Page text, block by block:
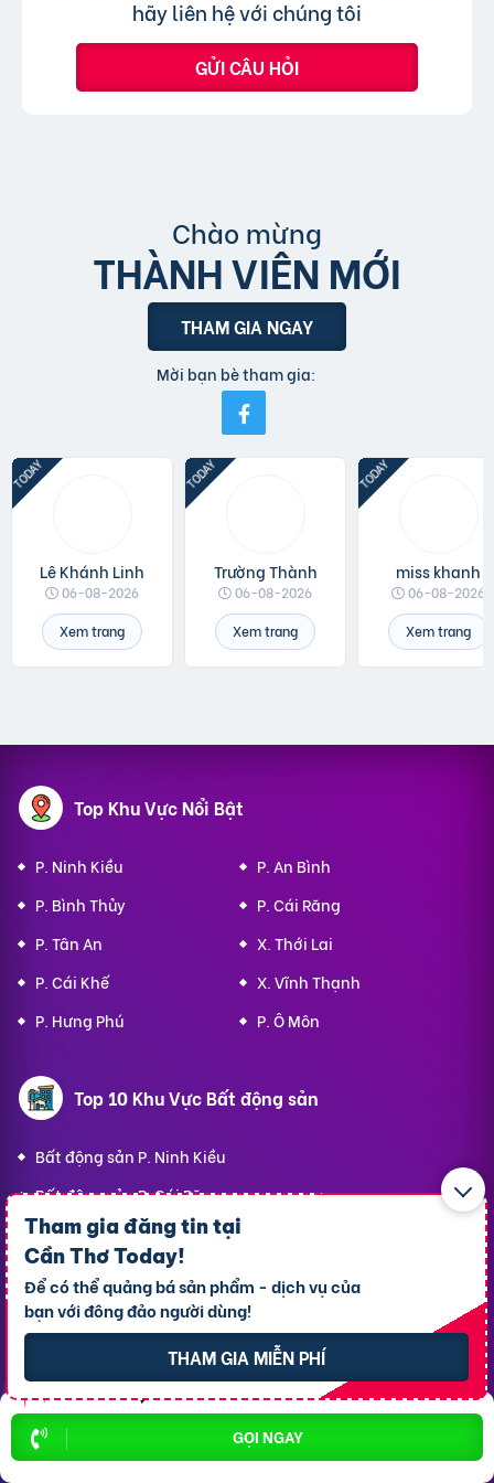
GỌI NGAY
Tham gia đăng tin tại
Cần Thơ Today!
Để có thể quảng bá sản phẩm - dịch vụ của
bạn với đông đảo người dùng!
THAM GIA MIỄN PHÍ
hãy liên hệ với chúng tôi
GỬI CÂU HỎI
Chào mừng
THÀNH VIÊN MỚI
THAM GIA NGAY
Mời bạn bè tham gia:
Lê Khánh Linh
06-08-2026
Xem trang
Trường Thành
06-08-2026
Xem trang
miss khanh
06-08-2026
Xem trang
Top Khu Vực Nổi Bật
P. Ninh Kiều
P. An Bình
P. Bình Thủy
P. Cái Răng
P. Tân An
X. Thới Lai
P. Cái Khế
X. Vĩnh Thạnh
P. Hưng Phú
P. Ô Môn
Top 10 Khu Vực Bất động sản
Bất động sản P. Ninh Kiều
Bất động sản P. Cái Răng
Bất động sản P. Tân An
Bất động sản P. Cái Khế
Bất động sản P. Bình Thủy
Bất động sản P. Long Tuyền
Bất động sản P. Hưng Phú
Bất động sản P. An Bình
Bất động sản X. Phong Điền